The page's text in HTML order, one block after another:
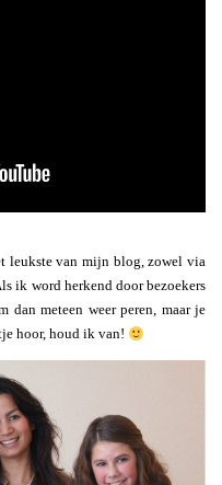
leukste van mijn blog, zowel via
ik word herkend door bezoekers
meteen weer peren, maar je
hoor, houd ik van!